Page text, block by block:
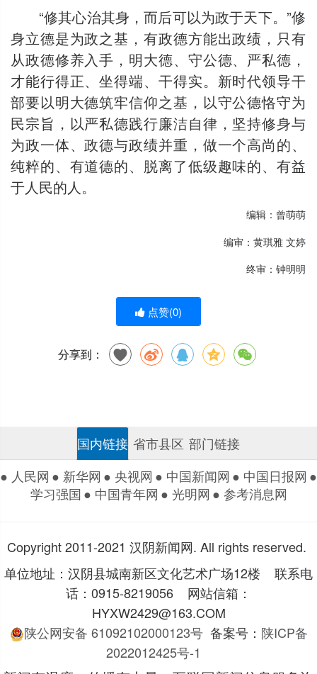
“修其心治其身，而后可以为政于天下。”修
身立德是为政之基，有政德方能出政绩，只有
从政德修养入手，明大德、守公德、严私德，
才能行得正、坐得端、干得实。新时代领导干
部要以明大德筑牢信仰之基，以守公德恪守为
民宗旨，以严私德践行廉洁自律，坚持修身与
为政一体、政德与政绩并重，做一个高尚的、
纯粹的、有道德的、脱离了低级趣味的、有益
于人民的人。
编辑：曾萌萌
编审：黄琪雅 文婷
终审：钟明明
点赞(0)
分享到：
国内链接 省市县区 部门链接
● 人民网 ● 新华网 ● 央视网 ● 中国新闻网 ● 中国日报网 ●
学习强国● 中国青年网 ● 光明网 ● 参考消息网
Copyright 2011-2021 汉阴新闻网. All rights reserved.
单位地址：汉阴县城南新区文化艺术广场12楼 联系电
话：0915-8219056 网站信箱：
HYXW2429@163.COM
陕公网安备 61092102000123号备案号： 陕ICP备
2022012425号-1